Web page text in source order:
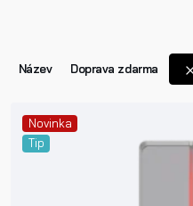
Název Doprava zdarma
Novinka
Tip